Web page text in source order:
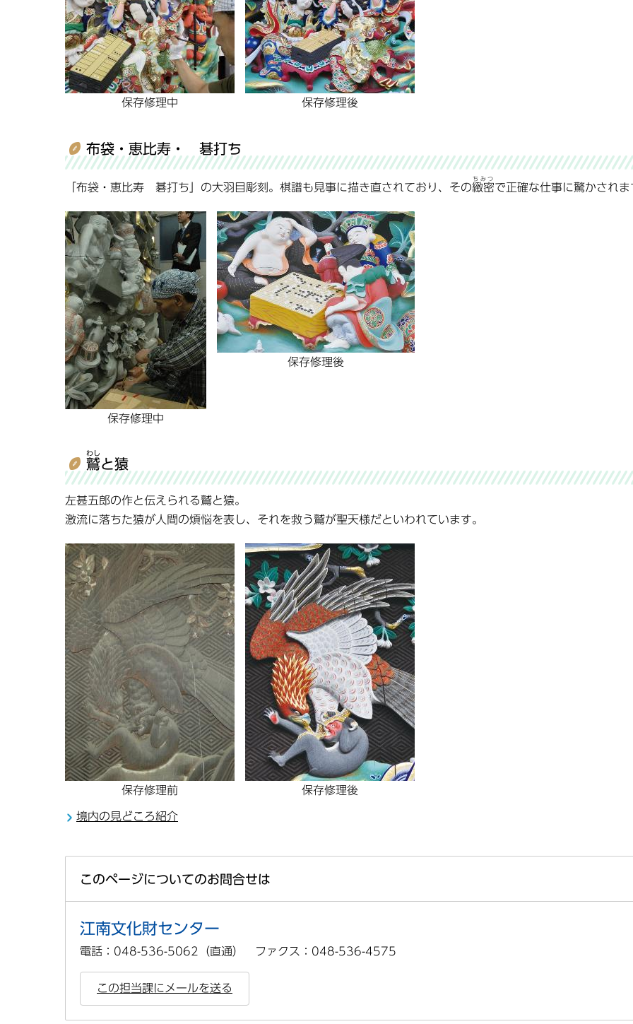
保存修理中 保存修理後
布袋・恵比寿・ 碁打ち
「布袋・恵比寿 碁打ち」の大羽目彫刻。棋譜も見事に描き直されており、その緻密
ちみつ
で正確な仕事に驚かされま
保存修理中
保存修理後
鷲
わし
と猿
左甚五郎の作と伝えられる鷲と猿。
激流に落ちた猿が人間の煩悩を表し、それを救う鷲が聖天様だといわれています。
保存修理前 保存修理後
境内の見どころ紹介
このページについてのお問合せは
江南文化財センター
電話：048-536-5062（直通） ファクス：048-536-4575
この担当課にメールを送る